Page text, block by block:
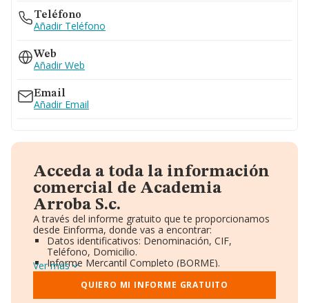
Teléfono
Añadir Teléfono
Web
Añadir Web
Email
Añadir Email
Acceda a toda la información
comercial de Academia
Arroba S.c.
A través del informe gratuito que te proporcionamos
desde Einforma, donde vas a encontrar:
Datos identificativos: Denominación, CIF,
Teléfono, Domicilio.
Informe Mercantil Completo (BORME).
Gráficos de Evolución Ventas y Empleados.
Consejo de Administración y Administradores.
Directivos y Ejecutivos.
Ver más
QUIERO MI INFORME GRATUITO